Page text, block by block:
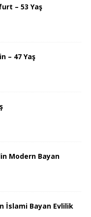
– 53 Yaş
– 47 Yaş
Modern Bayan
İslami Bayan Evlilik